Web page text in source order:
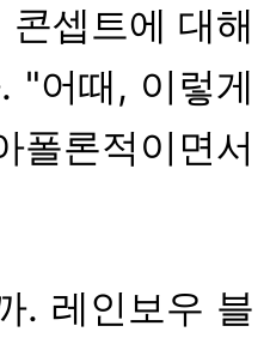
셉트에 대해
"어때, 이렇게
폴론적이면서
. 레인보우 블